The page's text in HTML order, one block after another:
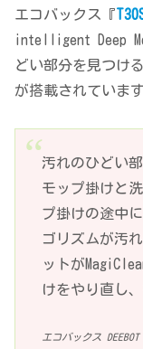
エコバックス『
intelligent Deep
どい部分を見つけ
が搭載されています
汚れのひどい
モップ掛けと
プ掛けの途中
ゴリズムが汚
ットが
けをやり直し
エコバックス